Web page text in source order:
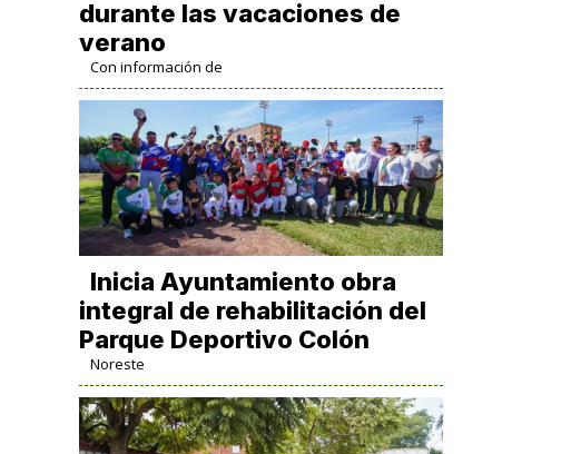
durante las vacaciones de
verano
Con información de
Inicia Ayuntamiento obra
integral de rehabilitación del
Parque Deportivo Colón
Noreste